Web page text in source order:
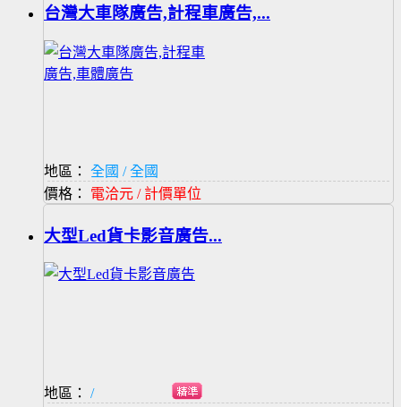
台灣大車隊廣告,計程車廣告,...
地區：
全國 / 全國
價格： 電洽元 / 計價單位
大型Led貨卡影音廣告...
地區：
/